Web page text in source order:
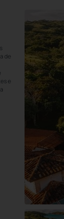
de
e